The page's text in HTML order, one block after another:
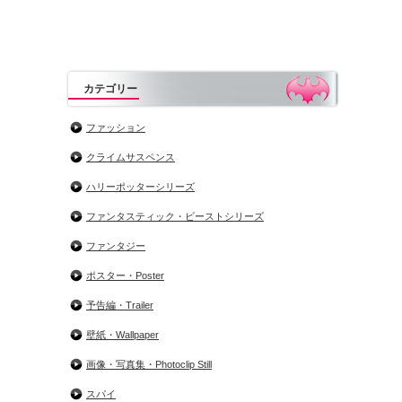
カテゴリー
ファッション
クライムサスペンス
ハリーポッターシリーズ
ファンタスティック・ビーストシリーズ
ファンタジー
ポスター・Poster
予告編・Trailer
壁紙・Wallpaper
画像・写真集・Photoclip Still
スパイ